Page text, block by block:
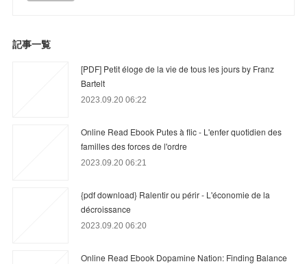
記事一覧
[PDF] Petit éloge de la vie de tous les jours by Franz
Bartelt
2023.09.20 06:22
Online Read Ebook Putes à flic - L'enfer quotidien des
familles des forces de l'ordre
2023.09.20 06:21
{pdf download} Ralentir ou périr - L'économie de la
décroissance
2023.09.20 06:20
Online Read Ebook Dopamine Nation: Finding Balance